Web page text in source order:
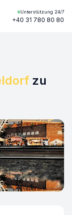
Unterstützung 24/7
+40 31 780 80 80
zu